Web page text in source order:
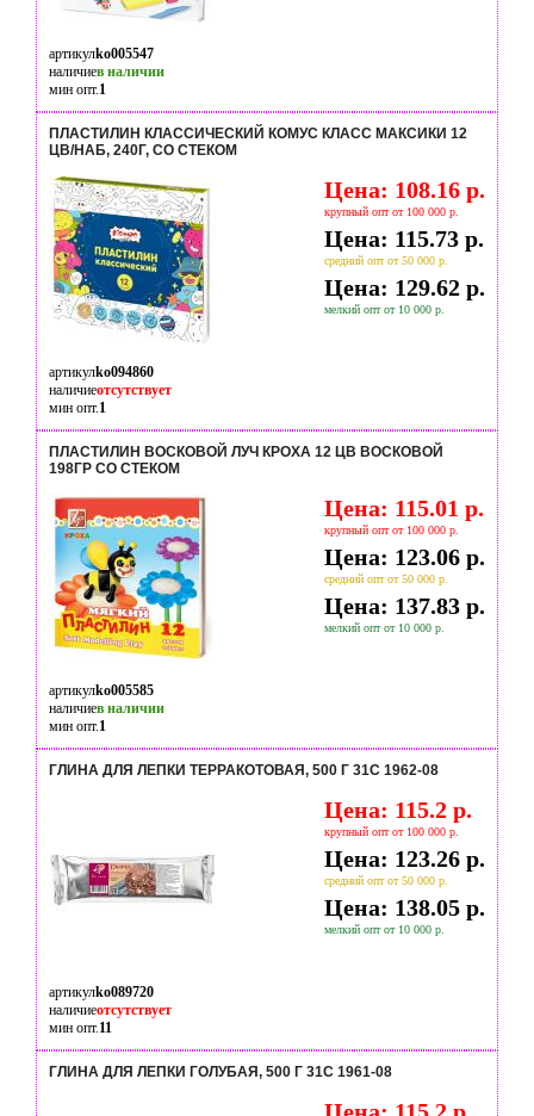
артикулko005547
наличиев наличии
мин опт.1
ПЛАСТИЛИН КЛАССИЧЕСКИЙ КОМУС КЛАСС МАКСИКИ 12
ЦВ/НАБ, 240Г, СО СТЕКОМ
Цена: 108.16 р.
крупный опт от 100 000 р.
Цена: 115.73 р.
средний опт от 50 000 р.
Цена: 129.62 р.
мелкий опт от 10 000 р.
артикулko094860
наличиеотсутствует
мин опт.1
ПЛАСТИЛИН ВОСКОВОЙ ЛУЧ КРОХА 12 ЦВ ВОСКОВОЙ
198ГР СО СТЕКОМ
Цена: 115.01 р.
крупный опт от 100 000 р.
Цена: 123.06 р.
средний опт от 50 000 р.
Цена: 137.83 р.
мелкий опт от 10 000 р.
артикулko005585
наличиев наличии
мин опт.1
ГЛИНА ДЛЯ ЛЕПКИ ТЕРРАКОТОВАЯ, 500 Г 31С 1962-08
Цена: 115.2 р.
крупный опт от 100 000 р.
Цена: 123.26 р.
средний опт от 50 000 р.
Цена: 138.05 р.
мелкий опт от 10 000 р.
артикулko089720
наличиеотсутствует
мин опт.11
ГЛИНА ДЛЯ ЛЕПКИ ГОЛУБАЯ, 500 Г 31С 1961-08